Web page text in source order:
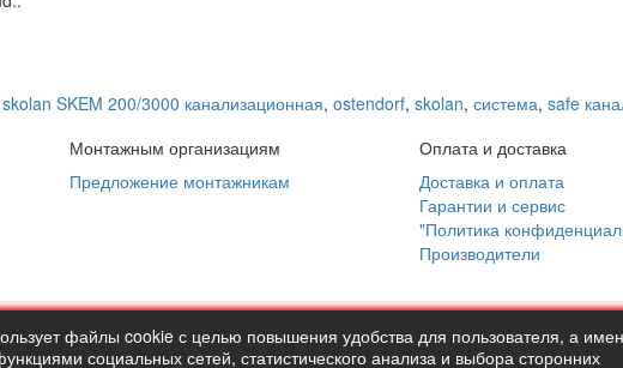
SKEM 200/3000 канализационная, ostendorf, skolan, система, safe
Монтажным организациям
Предложение монтажникам
Оплата и доставка
Доставка и оплата
Гарантии и сервис
"Политика
Производители
на сайте thermostock.ru вы соглашаетесь с"Политикой
на данном сайте в ознакомительных целях и не являются публичной
файлы cookie с целью повышения удобства для пользователя, а
социальных сетей, статистического анализа и выбора сторонних